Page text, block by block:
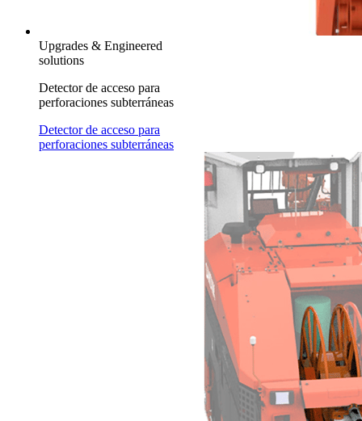
Upgrades & Engineered
solutions
Detector de acceso para
perforaciones subterráneas
Detector de acceso para
perforaciones subterráneas